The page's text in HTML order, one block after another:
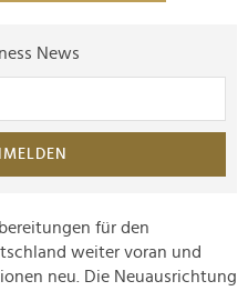
News
für den
weiter voran und
neu. Die Neuausrichtung